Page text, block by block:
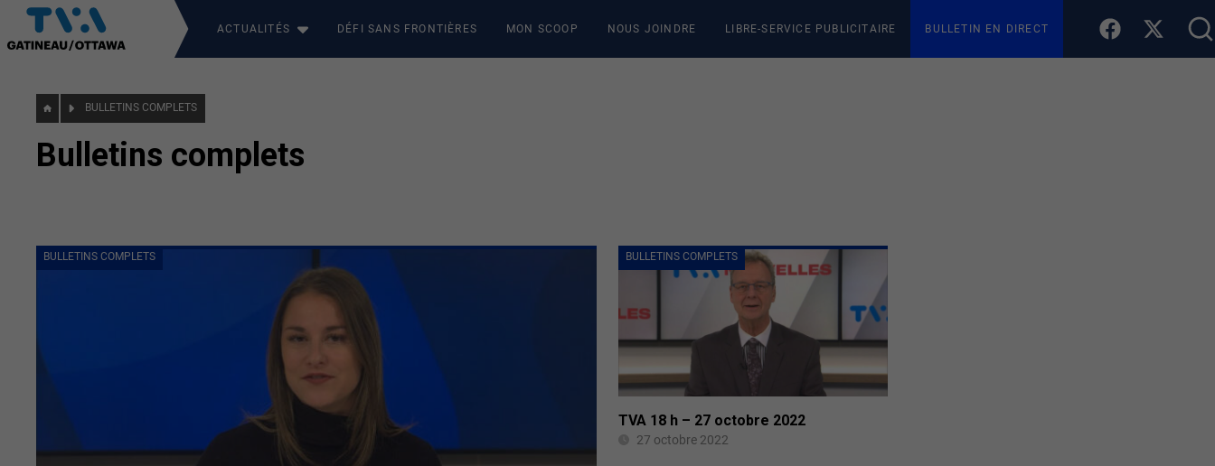
ACTUALITÉS DÉFI SANS FRONTIÈRES MON SCOOP NOUS JOINDRE LIBRE-SERVICE PUBLICITAIRE BULLETIN EN DIRECT
BULLETINS COMPLETS
Bulletins complets
BULLETINS COMPLETS BULLETINS COMPLETS
TVA 18 h – 27 octobre 2022
27 octobre 2022